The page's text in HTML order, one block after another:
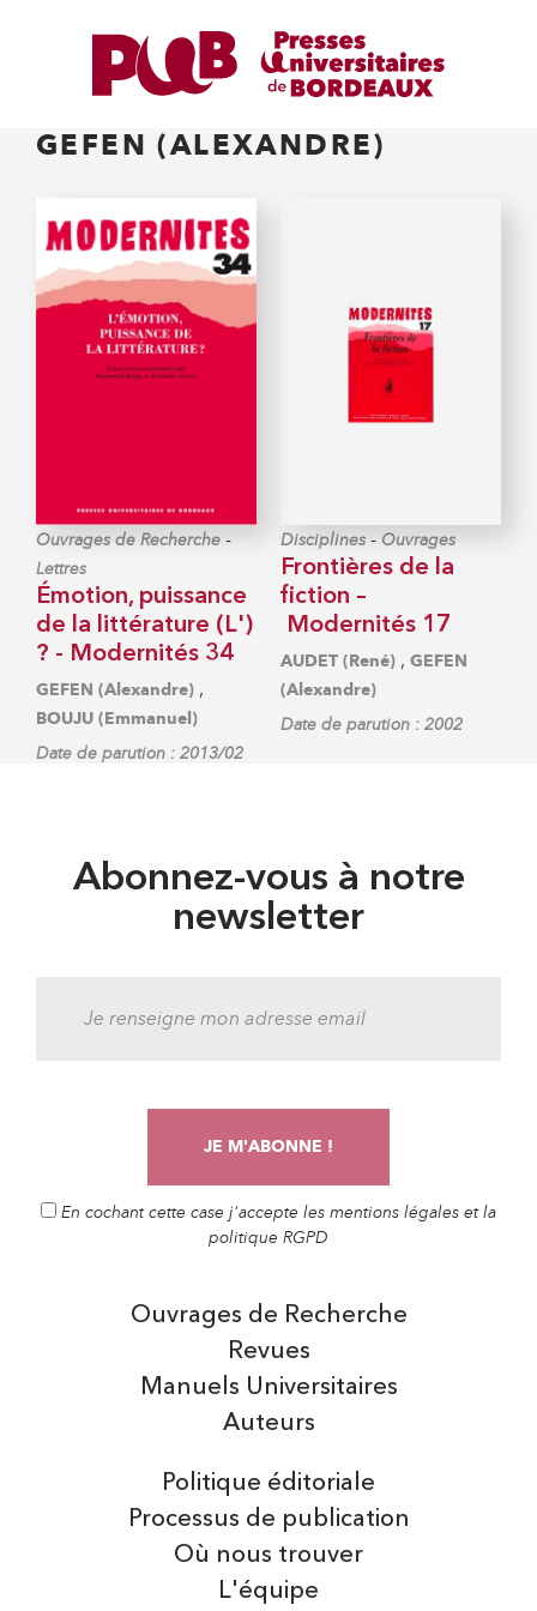
GEFEN (ALEXANDRE)
Ouvrages de Recherche -
Lettres
Émotion, puissance
de la littérature (L')
? - Modernités 34
GEFEN (Alexandre) ,
BOUJU (Emmanuel)
Date de parution : 2013/02
Disciplines - Ouvrages
Frontières de la
fiction –
Modernités 17
AUDET (René) , GEFEN
(Alexandre)
Date de parution : 2002
Abonnez-vous à notre
newsletter
En cochant cette case j'accepte les mentions légales et la
politique RGPD
Auteurs
Manuels Universitaires
Ouvrages de Recherche
Revues
Politique éditoriale
Processus de publication
Où nous trouver
L'équipe